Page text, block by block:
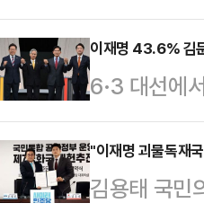
단일화 가능
변인은 28일
결집 가능성
민의힘도 선
던 국민의힘
라고 바라봤
이재명 43.6% 김
6·3 대선에
문한 결과,
42.7%를 기
다.'호텔경
"이재명 괴물독재
김용태 국민